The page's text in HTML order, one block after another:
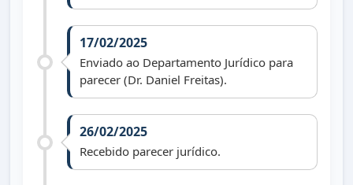
17/02/2025
Enviado ao Departamento Jurídico para
parecer (Dr. Daniel Freitas).
26/02/2025
Recebido parecer jurídico.